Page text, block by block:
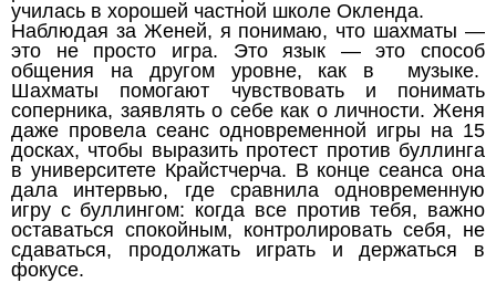
училась в хорошей частной школе Окленда.
Наблюдая за Женей, я понимаю, что шахматы —
это не просто игра. Это язык — это способ
общения на другом уровне, как в музыке.
Шахматы помогают чувствовать и понимать
соперника, заявлять о себе как о личности. Женя
даже провела сеанс одновременной игры на 15
досках, чтобы выразить протест против буллинга
в университете Крайстчерча. В конце сеанса она
дала интервью, где сравнила одновременную
игру с буллингом: когда все против тебя, важно
оставаться спокойным, контролировать себя, не
сдаваться, продолжать играть и держаться в
фокусе.